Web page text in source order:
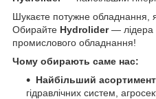
Шукаєте потужне обладнання,
Обирайте Hydrolider— лідера
промислового обладнання!
Чому обирають саме нас:
Найбільший асортимент
гідравлічних систем,